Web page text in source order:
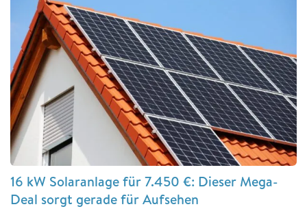
16 kW Solaranlage für 7.450 €: Dieser Mega-
Deal sorgt gerade für Aufsehen